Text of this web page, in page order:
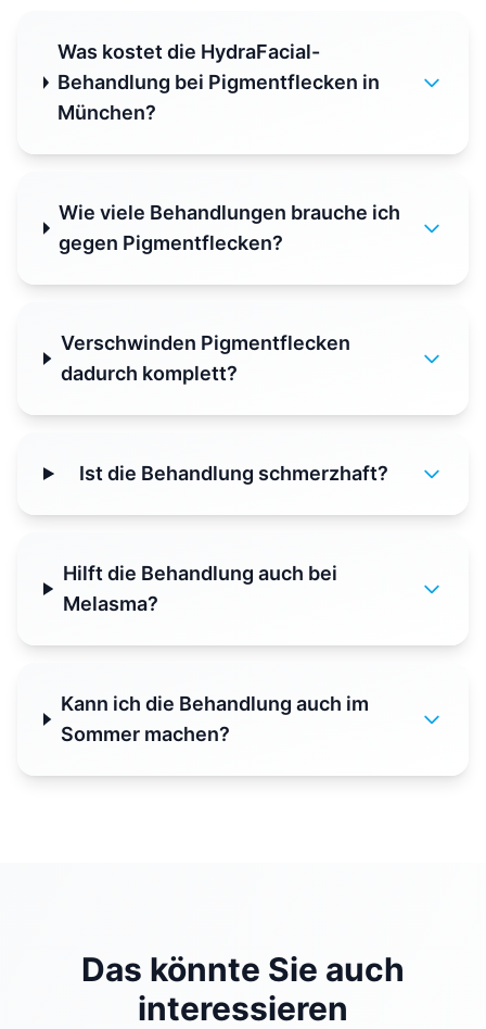
Was kostet die HydraFacial-
Behandlung bei Pigmentflecken in
München?
Wie viele Behandlungen brauche ich
gegen Pigmentflecken?
Verschwinden Pigmentflecken
dadurch komplett?
Ist die Behandlung schmerzhaft?
Hilft die Behandlung auch bei
Melasma?
Kann ich die Behandlung auch im
Sommer machen?
Das könnte Sie auch
interessieren